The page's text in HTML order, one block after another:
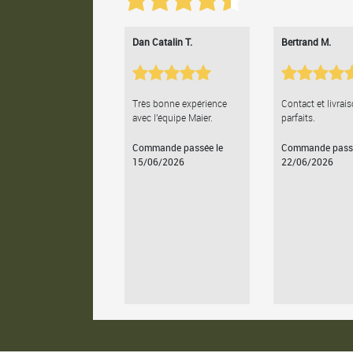
Dan Catalin T.
Très bonne expérience
avec l'équipe Maier.
Commande passée le
15/06/2026
Bertrand M.
Contact et
parfaits.
Commande
22/06/2026